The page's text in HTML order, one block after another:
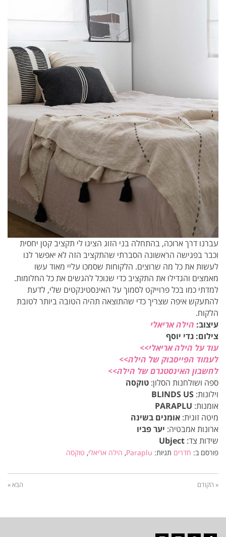
עברנו דרך ארוכה, בהתחלה בני הזוג הציגו לי תקציב קטן יחסית
וכבר בפגישה הראשונה הסברתי שהתקציב הזה לא יאפשר לנו
לעשות את כל מה שרוצים. הלקוחות שסמכו עליי מאוד עשו
מאמצים והגדילו את התקציב כדי שנוכל להגשים את כל החלומות.
למדתי כמו בכל פרוייקט לסמוך על האינסטינקטים שלי, לדעת
להתעקש איפה שצריך כדי שהתוצאה תהיה הטובה ביותר לטובת
הלקוח.
עיצוב: הילה אריאלי
צילום: גדי יוסף
עוד על הילה אריאלי>>
לעמוד הפייסבוק של הילה>>
לחשבון האינסטגרם של הילה>>
ספה ושולחנות הסלון: טוקסה
וילונות:
אומנות: PARAPLU
מיטה זוגית: אומנים בשינה
ארונות אמבטיה: יער פביו
שידות צד: Ubject
פורסם ב: חדרים תגיות: Paraplu
, הילה אריאלי, טוקסה
« הקודם הבא »